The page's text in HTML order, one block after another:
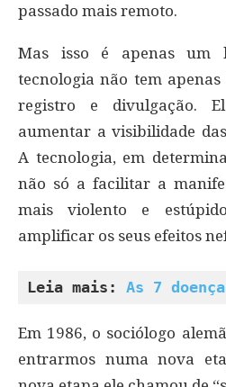
passado mais remoto.
Mas isso é apenas um
tecnologia não tem
registro e divulgação.
aumentar a visibilidade
A tecnologia, em
não só a facilitar a
mais violento e
amplificar os seus efeitos
Leia mais: As 7
Em 1986, o sociólogo
entrarmos numa nova